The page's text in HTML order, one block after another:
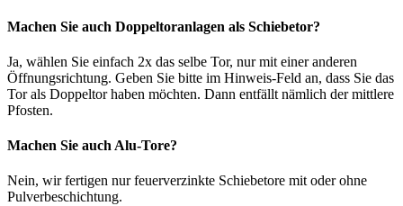
Machen Sie auch Doppeltoranlagen als Schiebetor?
Ja, wählen Sie einfach 2x das selbe Tor, nur mit einer anderen
Öffnungsrichtung. Geben Sie bitte im Hinweis-Feld an, dass Sie das
Tor als Doppeltor haben möchten. Dann entfällt nämlich der mittlere
Pfosten.
Machen Sie auch Alu-Tore?
Nein, wir fertigen nur feuerverzinkte Schiebetore mit oder ohne
Pulverbeschichtung.